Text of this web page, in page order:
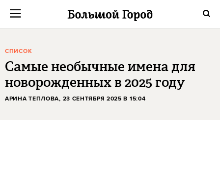
СПИСОК
Самые необычные имена для
новорожденных в 2025 году
АРИНА ТЕПЛОВА, 23 СЕНТЯБРЯ 2025 В 15:04